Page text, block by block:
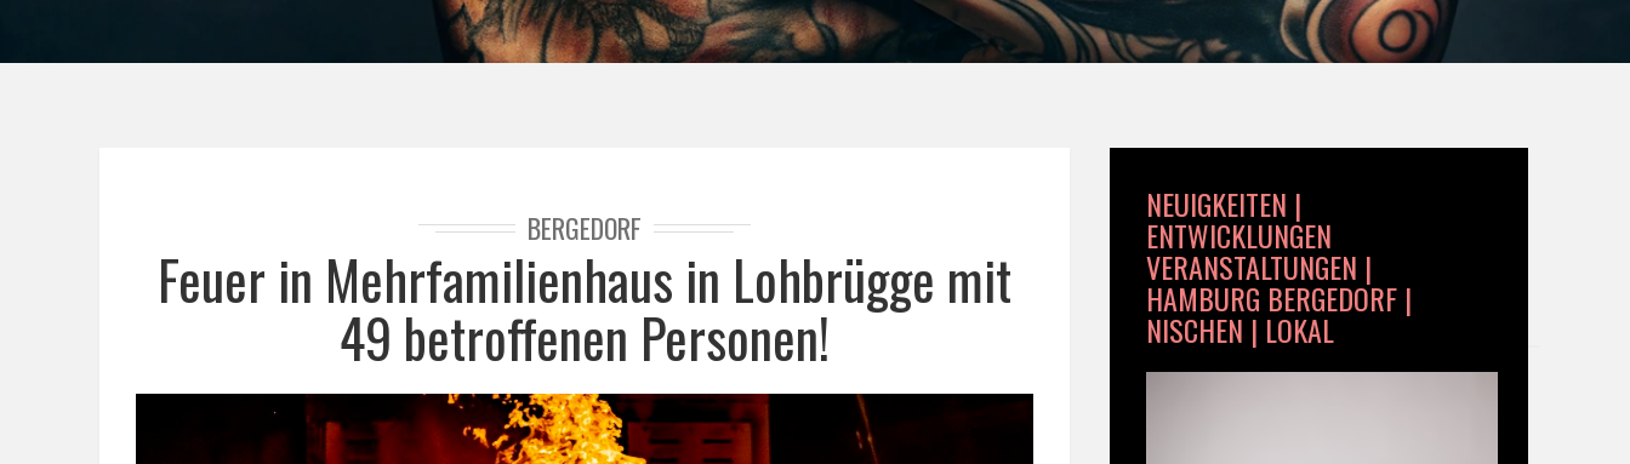
BERGEDORF
Feuer in Mehrfamilienhaus in Lohbrügge mit
49 betroffenen Personen!
NEUIGKEITEN |
ENTWICKLUNGEN
VERANSTALTUNGEN |
HAMBURG BERGEDORF |
NISCHEN | LOKAL